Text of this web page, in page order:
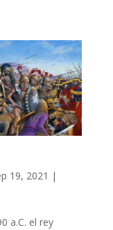
19, 2021 |
a.C. el rey